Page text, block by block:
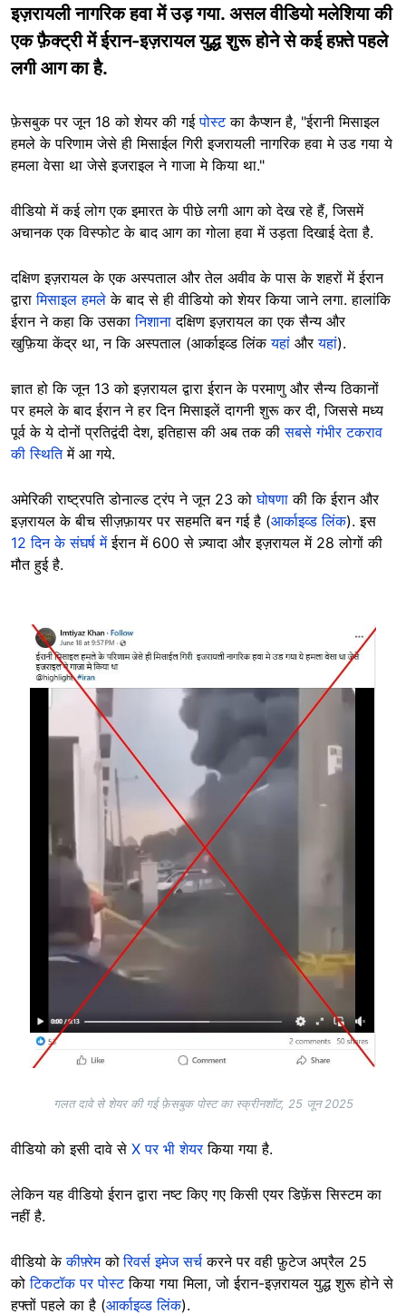
इज़रायली नागरिक हवा में उड़ गया. असल वीडियो मलेशिया की
एक फ़ैक्ट्री में ईरान-इज़रायल युद्ध शुरू होने से कई हफ़्ते पहले
लगी आग का है.
फ़ेसबुक पर जून 18 को शेयर की गईपोस्टका कैप्शन है, "ईरानी मिसाइल
हमले के परिणाम जेसे ही मिसाईल गिरी इजरायली नागरिक हवा मे उड गया ये
हमला वेसा था जेसे इजराइल ने गाजा मे किया था."
वीडियो में कई लोग एक इमारत के पीछे लगी आग को देख रहे हैं, जिसमें
अचानक एक विस्फोट के बाद आग का गोला हवा में उड़ता दिखाई देता है.
दक्षिण इज़रायल के एक अस्पताल और तेल अवीव के पास के शहरों में ईरान
द्वारामिसाइल हमले के बाद से ही वीडियो को शेयर किया जाने लगा. हालांकि
ईरान ने कहा कि उसकानिशानादक्षिण इज़रायल का एक सैन्य और
खुफ़िया केंद्र था, न कि अस्पताल (आर्काइव्ड लिंकयहां औरयहां).
ज्ञात हो कि जून 13 को इज़रायल द्वारा ईरान के परमाणु और सैन्य ठिकानों
पर हमले के बाद ईरान ने हर दिन मिसाइलें दागनी शुरू कर दी, जिससे मध्य
पूर्व के ये दोनों प्रतिद्वंदी देश, इतिहास की अब तक कीसबसे गंभीर टकराव
की स्थितिमें आ गये.
अमेरिकी राष्ट्रपति डोनाल्ड ट्रंप ने जून 23 कोघोषणाकी कि ईरान और
इज़रायल के बीच सीज़फ़ायर पर सहमति बन गई है (आर्काइव्ड लिंक). इस
12 दिन के संघर्ष मेंईरान में 600 से ज़्यादा और इज़रायल में 28 लोगों की
मौत हुई है.
Image
गलत दावे से शेयर की गई फ़ेसबुक पोस्ट का स्क्रीनशॉट, 25 जून 2025
वीडियो को इसी दावे से X पर भी शेयरकिया गया है.
लेकिन यह वीडियो ईरान द्वारा नष्ट किए गए किसी एयर डिफ़ेंस सिस्टम का
नहीं है.
वीडियो केकीफ़्रेमको रिवर्स इमेज सर्च करने पर वही फ़ुटेज अप्रैल 25
कोटिकटॉक पर पोस्टकिया गया मिला, जो ईरान-इज़रायल युद्ध शुरू होने से
हफ्तों पहले का है (आर्काइव्ड लिंक).